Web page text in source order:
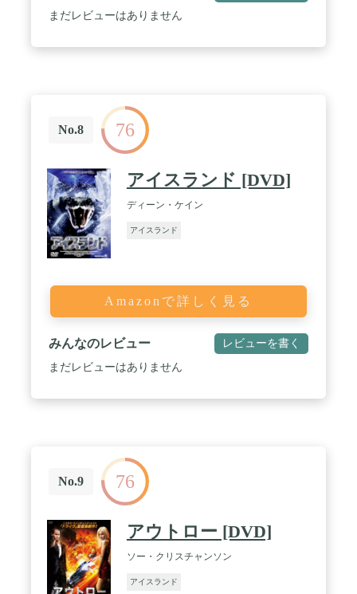
まだレビューはありません
No.8 76
アイスランド [DVD]
ディーン・ケイン
アイスランド
Amazonで詳しく見る
みんなのレビュー レビューを書く
まだレビューはありません
No.9 76
アウトロー [DVD]
ソー・クリスチャンソン
アイスランド